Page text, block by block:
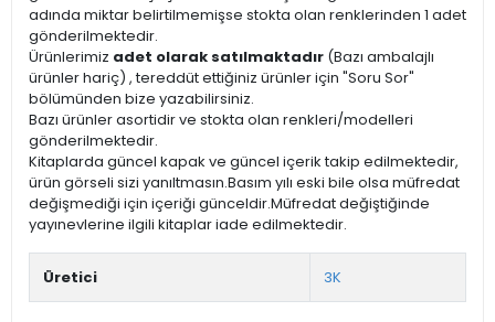
adında miktar belirtilmemişse stokta olan renklerinden 1 adet
gönderilmektedir.
Ürünlerimiz adet olarak satılmaktadır (Bazı ambalajlı
ürünler hariç) , tereddüt ettiğiniz ürünler için "Soru Sor"
bölümünden bize yazabilirsiniz.
Bazı ürünler asortidir ve stokta olan renkleri/modelleri
gönderilmektedir.
Kitaplarda güncel kapak ve güncel içerik takip edilmektedir,
ürün görseli sizi yanıltmasın.Basım yılı eski bile olsa müfredat
değişmediği için içeriği günceldir.Müfredat değiştiğinde
yayınevlerine ilgili kitaplar iade edilmektedir.
Üretici 3K